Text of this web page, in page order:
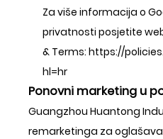
Za više informacija o
privatnosti posjetite
& Terms: https://
hl=hr
Ponovni marketing u
Guangzhou Huantong
remarketinga za